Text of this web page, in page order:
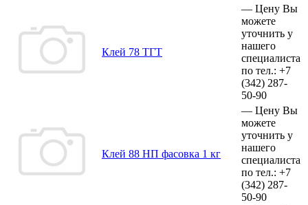
Клей 78 ТГТ
— Цену Вы
можете
уточнить у
нашего
специалиста
по тел.: +7
(342) 287-
50-90
Клей 88 НП фасовка 1 кг
— Цену Вы
можете
уточнить у
нашего
специалиста
по тел.: +7
(342) 287-
50-90